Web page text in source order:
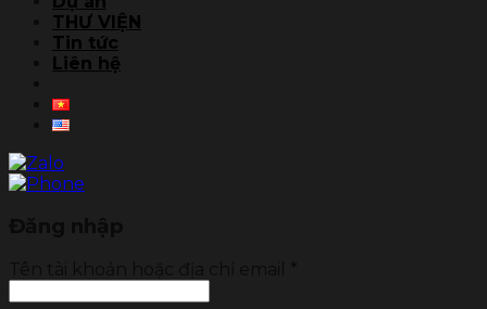
THƯ VIỆN
Tin tức
Liên hệ